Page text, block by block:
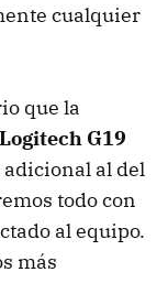
cualquier
que la
Logitech G19
al del
todo con
al equipo.
más